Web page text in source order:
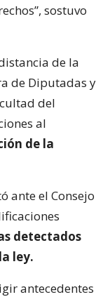
sostuvo
de la
de Diputadas y
del
al
de la
ante el Consejo
detectados
ley.
antecedentes